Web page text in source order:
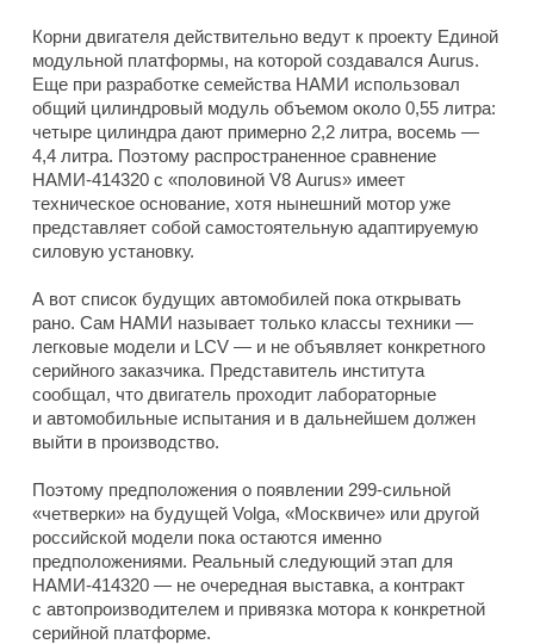
Корни двигателя действительно ведут к проекту Единой
модульной платформы, на которой создавался Aurus.
Еще при разработке семейства НАМИ использовал
общий цилиндровый модуль объемом около 0,55 литра:
четыре цилиндра дают примерно 2,2 литра, восемь —
4,4 литра. Поэтому распространенное сравнение
НАМИ-414320 с «половиной V8 Aurus» имеет
техническое основание, хотя нынешний мотор уже
представляет собой самостоятельную адаптируемую
силовую установку.
А вот список будущих автомобилей пока открывать
рано. Сам НАМИ называет только классы техники —
легковые модели и LCV — и не объявляет конкретного
серийного заказчика. Представитель института
сообщал, что двигатель проходит лабораторные
и автомобильные испытания и в дальнейшем должен
выйти в производство.
Поэтому предположения о появлении 299-сильной
«четверки» на будущей Volga, «Москвиче» или другой
российской модели пока остаются именно
предположениями. Реальный следующий этап для
НАМИ-414320 — не очередная выставка, а контракт
с автопроизводителем и привязка мотора к конкретной
серийной платформе.